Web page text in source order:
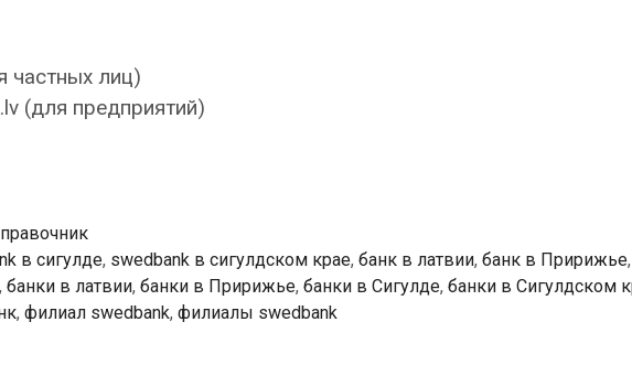
частных лиц)
(для предприятий)
в сигулде, swedbank в сигулдском крае, банк в латвии, банк в Пририжье,
, банки в латвии, банки в Пририжье, банки в Сигулде, банки в Сигулдском
, филиал swedbank, филиалы swedbank